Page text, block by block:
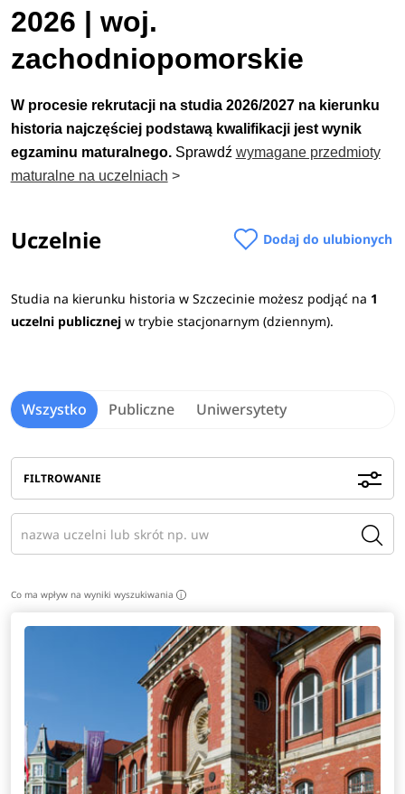
2026 | woj.
zachodniopomorskie
W procesie rekrutacji na studia 2026/2027 na kierunku
historia najczęściej podstawą kwalifikacji jest wynik
egzaminu maturalnego. Sprawdź wymagane przedmioty
maturalne na uczelniach >
Uczelnie Dodaj do ulubionych
Studia na kierunku historia w Szczecinie możesz podjąć na 1
uczelni publicznejw trybie stacjonarnym (dziennym).
Wszystko Publiczne Uniwersytety
FILTROWANIE
Co ma wpływ na wyniki wyszukiwania i